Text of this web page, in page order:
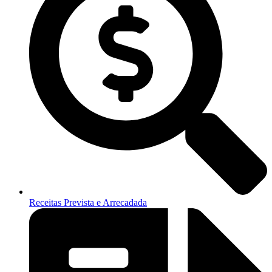
Receitas Prevista e Arrecadada